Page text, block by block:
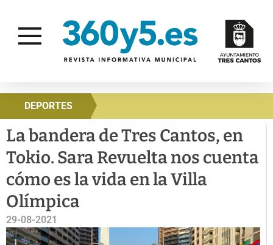
DEPORTES
La bandera de Tres Cantos, en
Tokio. Sara Revuelta nos cuenta
cómo es la vida en la Villa
Olímpica
29-08-2021